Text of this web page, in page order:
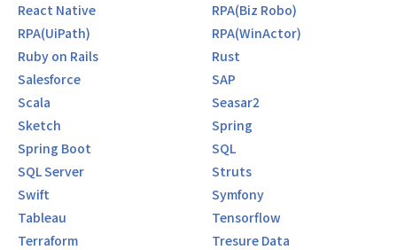
React Native
RPA(Biz Robo)
RPA(UiPath)
RPA(WinActor)
Ruby on Rails
Rust
Salesforce
SAP
Scala
Seasar2
Sketch
Spring
Spring Boot
SQL
SQL Server
Struts
Swift
Symfony
Tableau
Tensorflow
Terraform
Tresure Data